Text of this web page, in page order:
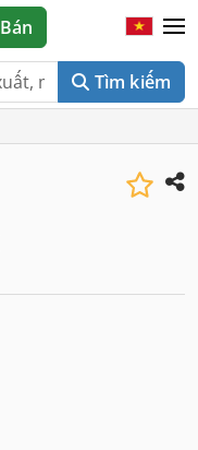
Tìm kiếm
Bán